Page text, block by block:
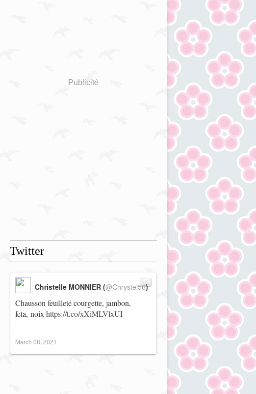
Publicité
Twitter
Chausson feuilleté courgette, jambon,
feta, noix https://t.co/xXiMLVlxUI
Christelle MONNIER (@Chrystel56)
March 08, 2021